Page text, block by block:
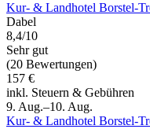
Kur- & Landhotel Borstel-
Dabel
8,4/10
Sehr gut
(20 Bewertungen)
157 €
inkl. Steuern & Gebühren
9. Aug.–10. Aug.
Kur- & Landhotel Borstel-